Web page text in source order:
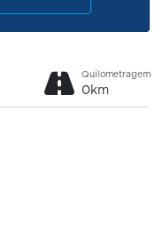
Quilometragem
0km